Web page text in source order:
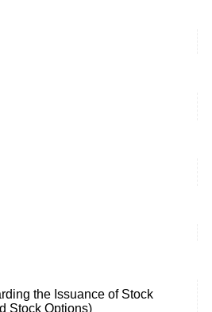
the Issuance of Stock
Stock Options)